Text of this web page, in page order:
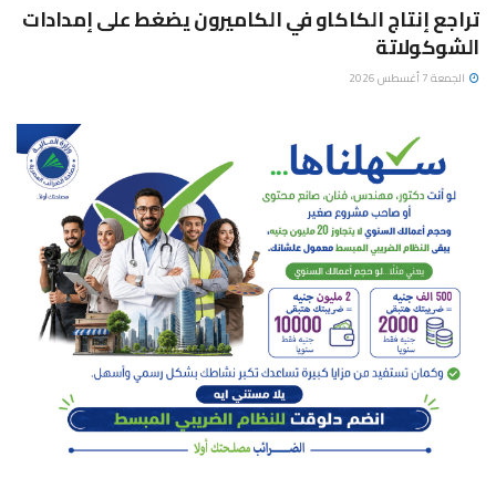
تراجع إنتاج الكاكاو في الكاميرون يضغط على إمدادات
الشوكولاتة
الجمعة 7 أغسطس 2026